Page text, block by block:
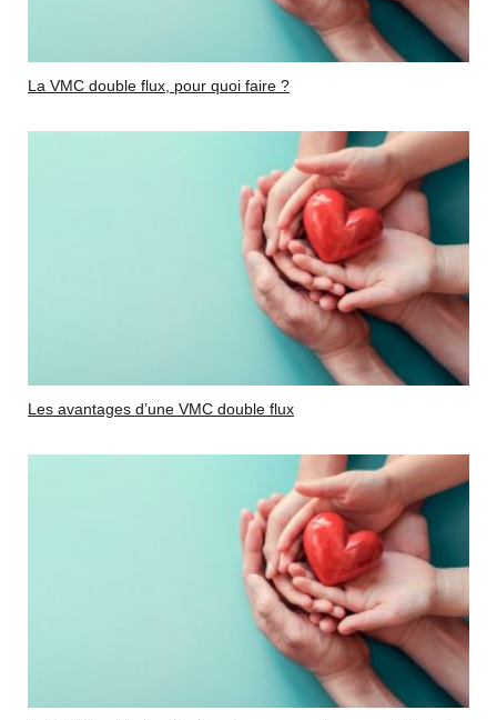
La VMC double flux, pour quoi faire ?
Les avantages d’une VMC double flux